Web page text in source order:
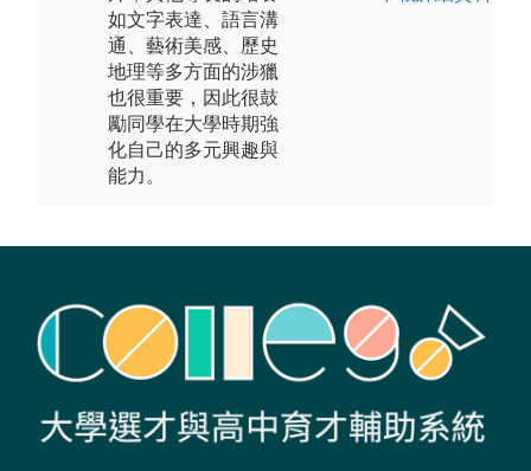
如文字表達、語言溝
通、藝術美感、歷史
地理等多方面的涉獵
也很重要，因此很鼓
勵同學在大學時期強
化自己的多元興趣與
能力。